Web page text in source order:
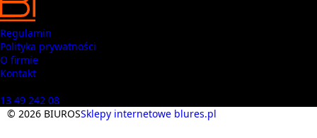
Regulamin
Polityka prywatności
O firmie
Kontakt
13 49 242 08
© 2026 BIUROSSklepy internetowe blures.pl